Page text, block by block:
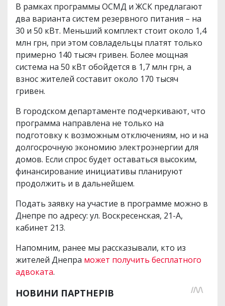
В рамках программы ОСМД и ЖСК предлагают
два варианта систем резервного питания – на
30 и 50 кВт. Меньший комплект стоит около 1,4
млн грн, при этом совладельцы платят только
примерно 140 тысяч гривен. Более мощная
система на 50 кВт обойдется в 1,7 млн грн, а
взнос жителей составит около 170 тысяч
гривен.
В городском департаменте подчеркивают, что
программа направлена не только на
подготовку к возможным отключениям, но и на
долгосрочную экономию электроэнергии для
домов. Если спрос будет оставаться высоким,
финансирование инициативы планируют
продолжить и в дальнейшем.
Подать заявку на участие в программе можно в
Днепре по адресу: ул. Воскресенская, 21-А,
кабинет 213.
Напомним, ранее мы рассказывали, кто из
жителей Днепра может получить бесплатного
адвоката.